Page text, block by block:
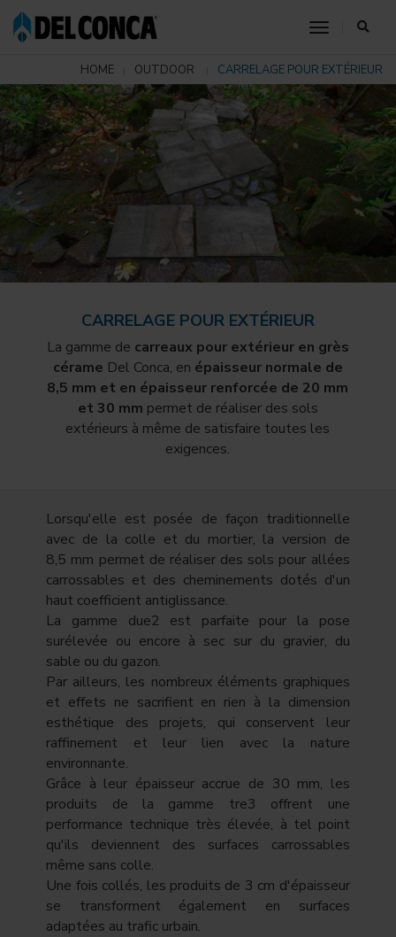
toggle
HOME OUTDOOR CARRELAGE POUR EXTÉRIEUR
CARRELAGE POUR EXTÉRIEUR
La gamme de carreaux pour extérieur en grès
cérame Del Conca, en épaisseur normale de
8,5 mm et en épaisseur renforcée de 20 mm
et 30 mm permet de réaliser des sols
extérieurs à même de satisfaire toutes les
exigences.
Lorsqu'elle est posée de façon traditionnelle
avec de la colle et du mortier, la version de
8,5 mm permet de réaliser des sols pour allées
carrossables et des cheminements dotés d'un
haut coefficient antiglissance.
La gamme due2 est parfaite pour la pose
surélevée ou encore à sec sur du gravier, du
sable ou du gazon.
Par ailleurs, les nombreux éléments graphiques
et effets ne sacrifient en rien à la dimension
esthétique des projets, qui conservent leur
raffinement et leur lien avec la nature
environnante.
Grâce à leur épaisseur accrue de 30 mm, les
produits de la gamme tre3 offrent une
performance technique très élevée, à tel point
qu'ils deviennent des surfaces carrossables
même sans colle.
Une fois collés, les produits de 3 cm d'épaisseur
se transforment également en surfaces
adaptées au trafic urbain.